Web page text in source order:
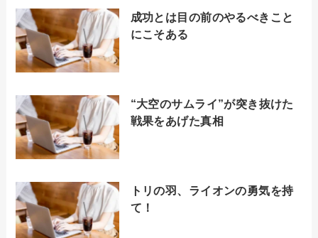
成功とは目の前のやるべきこと
にこそある
“大空のサムライ”が突き抜けた
戦果をあげた真相
トリの羽、ライオンの勇気を持
て！